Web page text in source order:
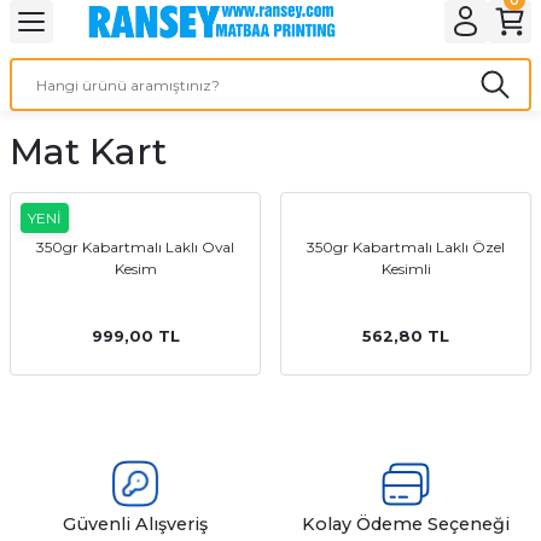
Geri Dön
Geri Dön
Geri Dön
Geri Dön
Ürünleri
Geri Dön
Geri Dön
Geri Dön
Mat Kart
YENİ
350gr Kabartmalı Laklı Oval
Kesim
999,00 TL
350gr Kabartmalı Laklı Özel
Kesimli
562,80 TL
Güvenli Alışveriş Kolay Ödeme Seçeneği